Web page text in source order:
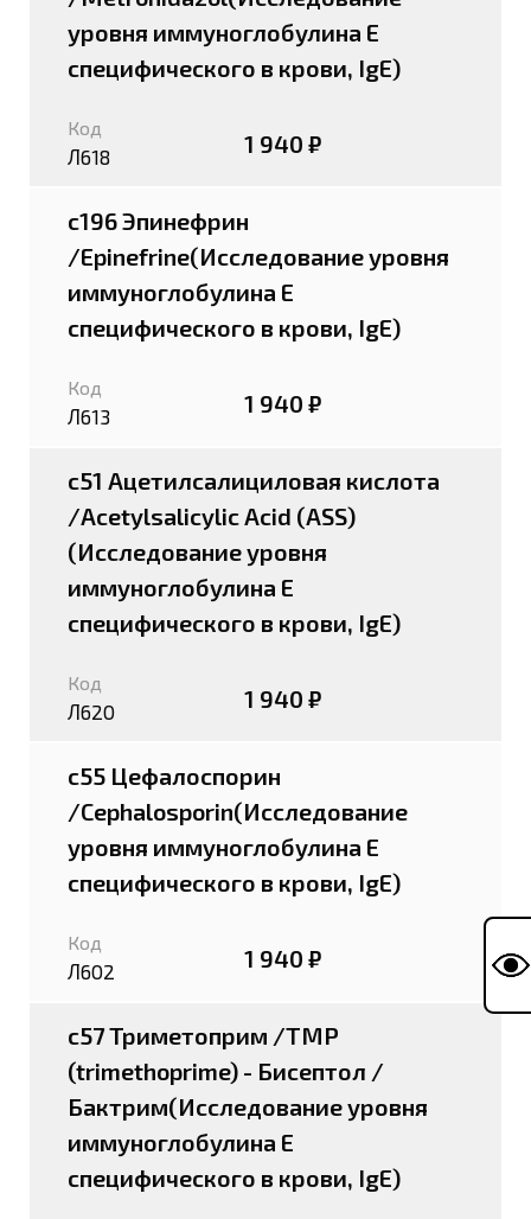
уровня иммуноглобулина E
специфического в крови, IgE)
Код
Л618 1 940 ₽
c196 Эпинефрин
/Epinefrine(Исследование уровня
иммуноглобулина E
специфического в крови, IgE)
Код
Л613 1 940 ₽
c51 Ацетилсалициловая кислота
/Acetylsalicylic Acid (ASS)
(Исследование уровня
иммуноглобулина E
специфического в крови, IgE)
Код
Л620 1 940 ₽
c55 Цефалоспорин
/Cephalosporin(Исследование
уровня иммуноглобулина E
специфического в крови, IgE)
Код
Л602 1 940 ₽
c57 Триметоприм /TMP
(trimethoprime) - Бисептол /
Бактрим(Исследование уровня
иммуноглобулина E
специфического в крови, IgE)